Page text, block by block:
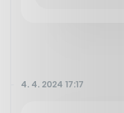
4. 4. 2024 17:17